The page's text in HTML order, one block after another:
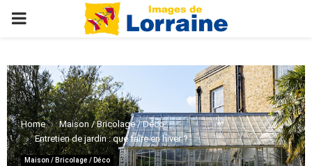
PRIMARY
Home
Maison / Bricolage / Déco
Entretien de jardin : que faire en hiver ?
Maison / Bricolage / Déco